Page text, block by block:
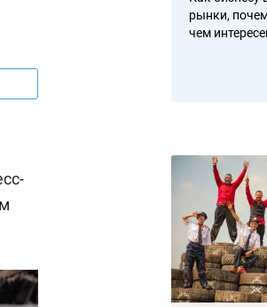
рынки,
чем